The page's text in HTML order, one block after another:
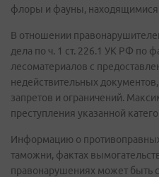
флоры и фауны, находящимися
В отношении
дела по ч. 1 ст. 226.1 УК РФ по
лесоматериалов с
недействительных
запретов и ограничений.
преступления указанной
Информацию о
таможни, фактах
правонарушениях может быть